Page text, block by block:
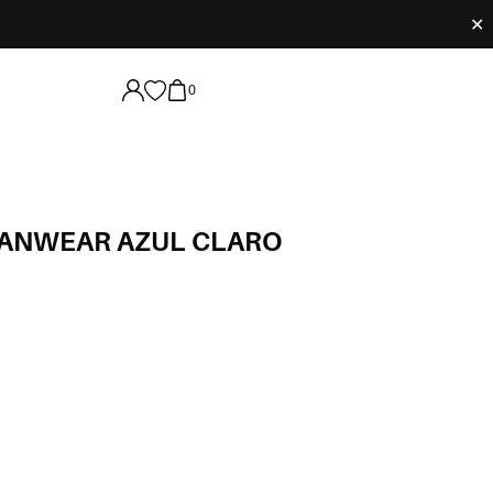
✕
0
AZUL CLARO